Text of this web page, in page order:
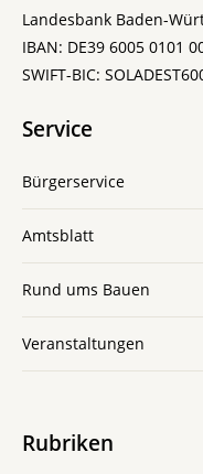
Landesbank Baden-
IBAN: DE39 6005 0101
SWIFT-BIC:
Service
Bürgerservice
Amtsblatt
Rund ums Bauen
Veranstaltungen
Rubriken